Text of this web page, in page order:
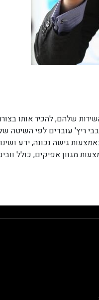
שלהם, להכיר אותו
ריץ' עובדים לפי השיטה של
באמצעות גישה נכונה, ידע
וזאת באמצעות מגוון אפיקים, כולל